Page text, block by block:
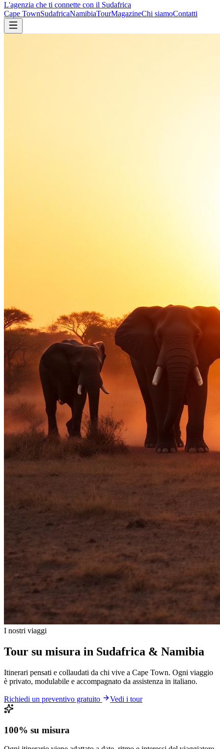
L'agenzia che ti connette con il Sudafrica
Cape TownSudafricaNamibiaTourMagazineChi siamoContatti
I nostri viaggi
Tour su misura in Sudafrica & Namibia
Itinerari pensati e collaudati da chi vive a Cape Town. Ogni viaggio
è privato, modulabile e accompagnato da assistenza in italiano.
Richiedi un preventivo gratuito Vedi i tour
100% su misura